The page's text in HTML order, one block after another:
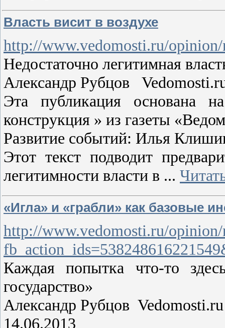
Власть висит в воздухе
http://www.vedomosti.ru/
Недостаточно легитимная
Александр Рубцов
Эта публикация основана
конструкция » из газеты
Развитие событий: Илья
Этот текст подводит
легитимности власти в ...
«Игла» и «грабли» как базовые
http://www.vedomosti.ru/
Каждая попытка что-то
государство»
Александр Рубцов Vedomosti.ru
14.06.2013